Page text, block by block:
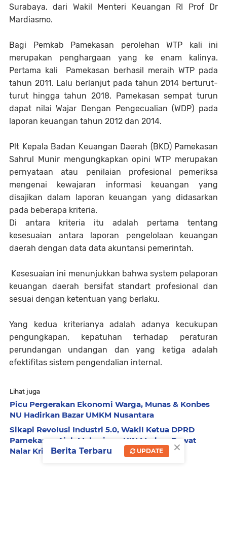
Surabaya, dari Wakil Menteri Keuangan RI Prof Dr
Mardiasmo.
Bagi Pemkab Pamekasan perolehan WTP kali ini
merupakan penghargaan yang ke enam kalinya.
Pertama kali Pamekasan berhasil meraih WTP pada
tahun 2011. Lalu berlanjut pada tahun 2014 berturut-
turut hingga tahun 2018. Pamekasan sempat turun
dapat nilai Wajar Dengan Pengecualian (WDP) pada
laporan keuangan tahun 2012 dan 2014.
Plt Kepala Badan Keuangan Daerah (BKD) Pamekasan
Sahrul Munir mengungkapkan opini WTP merupakan
pernyataan atau penilaian profesional pemeriksa
mengenai kewajaran informasi keuangan yang
disajikan dalam laporan keuangan yang didasarkan
pada beberapa kriteria.
Di antara kriteria itu adalah pertama tentang
kesesuaian antara laporan pengelolaan keuangan
daerah dengan data data akuntansi pemerintah.
Kesesuaian ini menunjukkan bahwa system pelaporan
keuangan daerah bersifat standart profesional dan
sesuai dengan ketentuan yang berlaku.
Yang kedua kriterianya adalah adanya kecukupan
pengungkapan, kepatuhan terhadap peraturan
perundangan undangan dan yang ketiga adalah
efektifitas sistem pengendalian internal.
Lihat juga
Picu Pergerakan Ekonomi Warga, Munas & Konbes
NU Hadirkan Bazar UMKM Nusantara
Sikapi Revolusi Industri 5.0, Wakil Ketua DPRD
Pamekasan Ajak Mahasiswa UIN Madura Rawat
Nalar Kritis Berbasis AI
×
Berita Terbaru UPDATE